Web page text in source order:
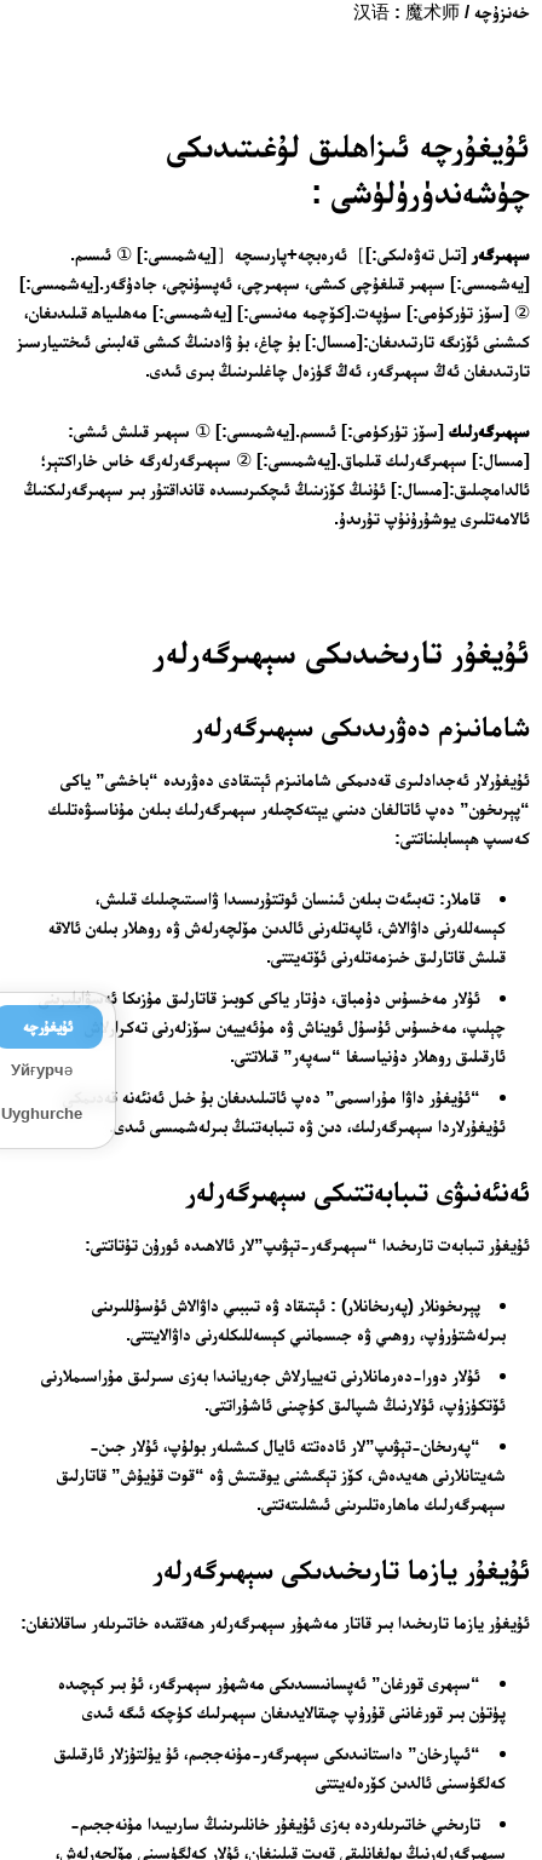
خەنزۇچە / 汉语 : 魔术师
ئۇيغۇرچە ئىزاھلىق لۇغىتىدىكى
چۈشەندۈرۈلۈشى :
سېھىرگەر [تىل تەۋەلىكى:]］ئەرەبچە+پارىسچە［[يەشمىسى:] ① ئىسىم.
[يەشمىسى:] سېھىر قىلغۇچى كىشى، سېھىرچى، ئەپسۇنچى، جادۇگەر.[يەشمىسى:]
② [سۆز تۈركۈمى:] سۈپەت.[كۆچمە مەنىسى:] [يەشمىسى:] مەھلىياھ قىلىدىغان،
كىشىنى ئۆزىگە تارتىدىغان:[مىسال:] بۇ چاغ، بۇ ۋادىنىڭ كىشى قەلبىنى ئىختىيارسىز
تارتىدىغان ئەڭ سېھىرگەر، ئەڭ گۈزەل چاغلىرىنىڭ بىرى ئىدى.
سېھىرگەرلىك [سۆز تۈركۈمى:] ئىسىم.[يەشمىسى:] ① سېھىر قىلىش ئىشى:
[مىسال:] سېھىرگەرلىك قىلماق.[يەشمىسى:] ② سېھىرگەرلەرگە خاس خاراكتېر؛
ئالدامچىلىق:[مىسال:] ئۇنىڭ كۆزىنىڭ ئىچكىرىسىدە قانداقتۇر بىر سېھىرگەرلىكنىڭ
ئالامەتلىرى يوشۇرۇنۇپ تۇرىدۇ.
ئۇيغۇر تارىخىدىكى سېھىرگەرلەر
شامانىزم دەۋرىدىكى سېھىرگەرلەر
ئۇيغۇرلار ئەجدادلىرى قەدىمكى شامانىزم ئېتىقادى دەۋرىدە “باخشى” ياكى
“پېرىخون” دەپ ئاتالغان دىنىي يېتەكچىلەر سېھىرگەرلىك بىلەن مۇناسىۋەتلىك
كەسىپ ھېسابلىناتتى:
قاملار: تەبىئەت بىلەن ئىنسان ئوتتۇرىسىدا ۋاسىتىچىلىك قىلىش،
كېسەللەرنى داۋالاش، ئاپەتلەرنى ئالدىن مۆلچەرلەش ۋە روھلار بىلەن ئالاقە
قىلىش قاتارلىق خىزمەتلەرنى ئۆتەيتتى.
ئۇلار مەخسۇس دۇمباق، دۇتار ياكى كوبىز قاتارلىق مۇزىكا ئەسۋابلىرىنى
چېلىپ، مەخسۇس ئۇسۇل ئويناش ۋە مۇئەييەن سۆزلەرنى تەكرارلاش
ئارقىلىق روھلار دۇنياسىغا “سەپەر” قىلاتتى.
“ئۇيغۇر داۋا مۇراسىمى” دەپ ئاتىلىدىغان بۇ خىل ئەنئەنە قەدىمكى
ئۇيغۇرلاردا سېھىرگەرلىك، دىن ۋە تىبابەتنىڭ بىرلەشمىسى ئىدى.
ئەنئەنىۋى تىبابەتتىكى سېھىرگەرلەر
ئۇيغۇر تىبابەت تارىخىدا “سېھىرگەر-تېۋىپ”لار ئالاھىدە ئورۇن تۇتاتتى:
پېرىخونلار (پەرىخانلار) : ئېتىقاد ۋە تىببىي داۋالاش ئۇسۇللىرىنى
بىرلەشتۈرۈپ، روھىي ۋە جىسمانىي كېسەللىكلەرنى داۋالايتتى.
ئۇلار دورا-دەرمانلارنى تەييارلاش جەريانىدا بەزى سىرلىق مۇراسىملارنى
ئۆتكۈزۈپ، ئۇلارنىڭ شىپالىق كۈچىنى ئاشۇراتتى.
“پەرىخان-تېۋىپ”لار ئادەتتە ئايال كىشىلەر بولۇپ، ئۇلار جىن-
شەيتانلارنى ھەيدەش، كۆز تېگىشنى يوقىتىش ۋە “قوت قۇيۇش” قاتارلىق
سېھىرگەرلىك ماھارەتلىرىنى ئىشلىتەتتى.
ئۇيغۇر يازما تارىخىدىكى سېھىرگەرلەر
ئۇيغۇر يازما تارىخىدا بىر قاتار مەشھۇر سېھىرگەرلەر ھەققىدە خاتىرىلەر ساقلانغان:
“سېھرى قورغان” ئەپسانىسىدىكى مەشھۇر سېھىرگەر، ئۇ بىر كېچىدە
پۈتۈن بىر قورغاننى قۇرۇپ چىقالايدىغان سېھىرلىك كۈچكە ئىگە ئىدى
“ئىپارخان” داستانىدىكى سېھىرگەر-مۇنەججىم، ئۇ يۇلتۇزلار ئارقىلىق
كەلگۈسىنى ئالدىن كۆرەلەيتتى
تارىخىي خاتىرىلەردە بەزى ئۇيغۇر خانلىرىنىڭ سارىيىدا مۇنەججىم-
سېھىرگەرلەرنىڭ بولغانلىقى قەيت قىلىنغان، ئۇلار كەلگۈسىنى مۆلچەرلەش،
ئۇيغۇرچە
Уйғурчә
Uyghurche